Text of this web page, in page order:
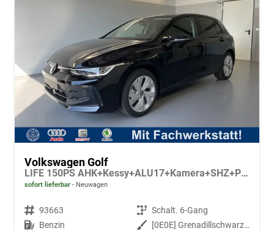
Volkswagen Golf
LIFE 150PS AHK+Kessy+ALU17+Kamera+SHZ+Parklenk+Alarm
sofort lieferbar Neuwagen
Fahrzeugnr. 93663 Getriebe Schalt. 6-Gang
Kraftstoff Benzin Außenfarbe
[0E0E] Grenadillschwarz Metallic